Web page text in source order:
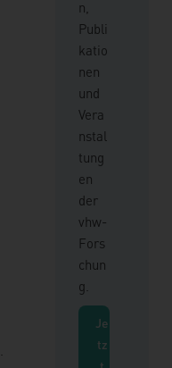
n,
Publi
katio
nen
und
Vera
nstal
tung
en
der
vhw-
Fors
chun
g.
Je
tz